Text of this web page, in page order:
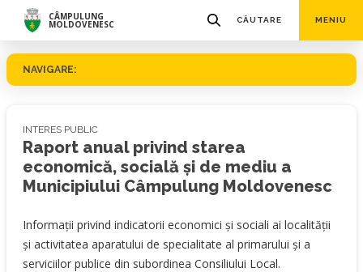
CÂMPULUNG
MOLDOVENESC CĂUTARE MENIU
NAVIGARE:
INTERES PUBLIC
Raport anual privind starea
economică, socială şi de mediu a
Municipiului Câmpulung Moldovenesc
Informații privind indicatorii economici și sociali ai localității
și activitatea aparatului de specialitate al primarului și a
serviciilor publice din subordinea Consiliului Local.